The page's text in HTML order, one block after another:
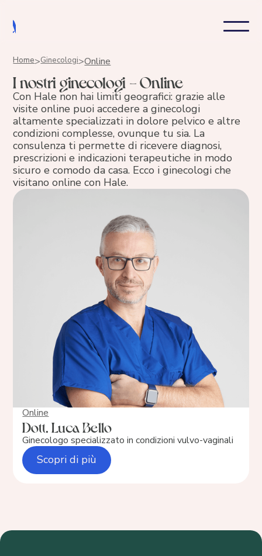
Home>Ginecologi>Online
I nostri ginecologi - Online
Con Hale non hai limiti geografici: grazie alle
visite online puoi accedere a ginecologi
altamente specializzati in dolore pelvico e altre
condizioni complesse, ovunque tu sia. La
consulenza ti permette di ricevere diagnosi,
prescrizioni e indicazioni terapeutiche in modo
sicuro e comodo da casa. Ecco i ginecologi che
visitano online con Hale.
Online
Dott. Luca Bello
Ginecologo specializzato in condizioni vulvo-vaginali
Scopri di più